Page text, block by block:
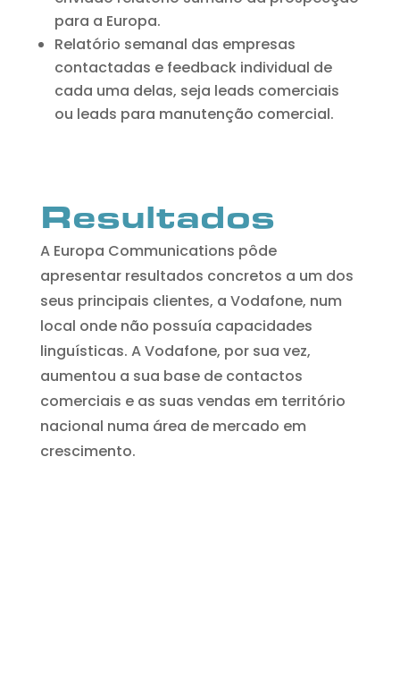
para a Europa.
Relatório semanal das empresas
contactadas e feedback individual de
cada uma delas, seja leads comerciais
ou leads para manutenção comercial.
Resultados
A Europa Communications pôde
apresentar resultados concretos a um dos
seus principais clientes, a Vodafone, num
local onde não possuía capacidades
linguísticas. A Vodafone, por sua vez,
aumentou a sua base de contactos
comerciais e as suas vendas em território
nacional numa área de mercado em
crescimento.